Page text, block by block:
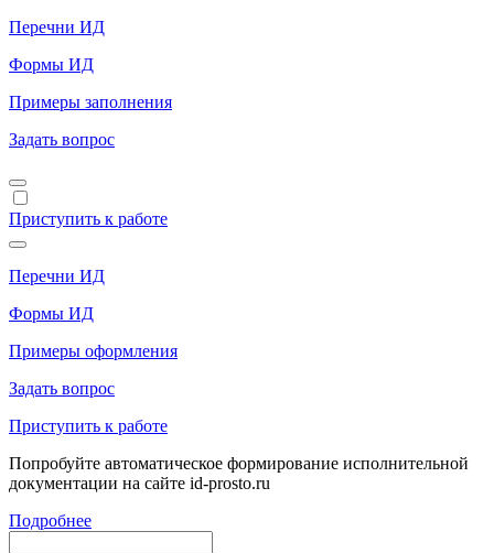
Перечни ИД
Формы ИД
Примеры заполнения
Задать вопрос
Приступить к работе
Перечни ИД
Формы ИД
Примеры оформления
Задать вопрос
Приступить к работе
Попробуйте автоматическое формирование исполнительной
документации на сайте id-prosto.ru
Подробнее